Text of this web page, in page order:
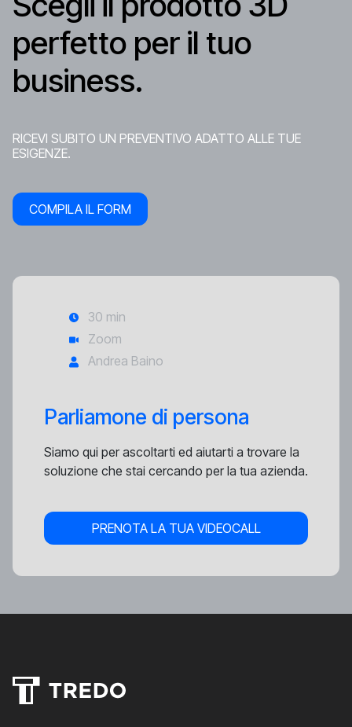
perfetto per il tuo
business.
RICEVI SUBITO UN PREVENTIVO ADATTO ALLE TUE
ESIGENZE.
COMPILA IL FORM
30 min
Zoom
Andrea Baino
Parliamone di persona
Siamo qui per ascoltarti ed aiutarti a trovare la
soluzione che stai cercando per la tua azienda.
PRENOTA LA TUA VIDEOCALL